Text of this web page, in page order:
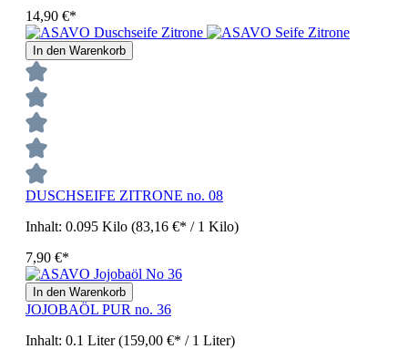
14,90 €*
In den Warenkorb
DUSCHSEIFE ZITRONE no. 08
Inhalt: 0.095 Kilo (83,16 €* / 1 Kilo)
7,90 €*
In den Warenkorb
JOJOBAÖL PUR no. 36
Inhalt: 0.1 Liter(159,00 €* / 1 Liter)